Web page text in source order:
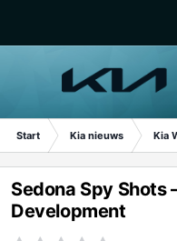
Start Kia nieuws Kia
Sedona Spy Shots
Development